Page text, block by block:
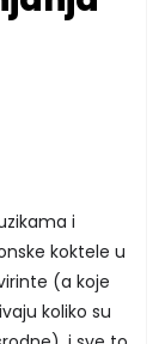
i
koktele u
(a koje
koliko su